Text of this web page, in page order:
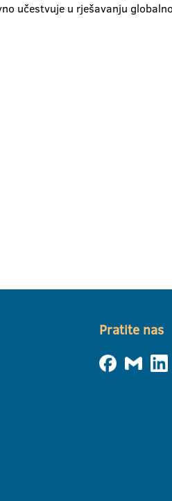
učestvuje u rješavanju
Pratite nas